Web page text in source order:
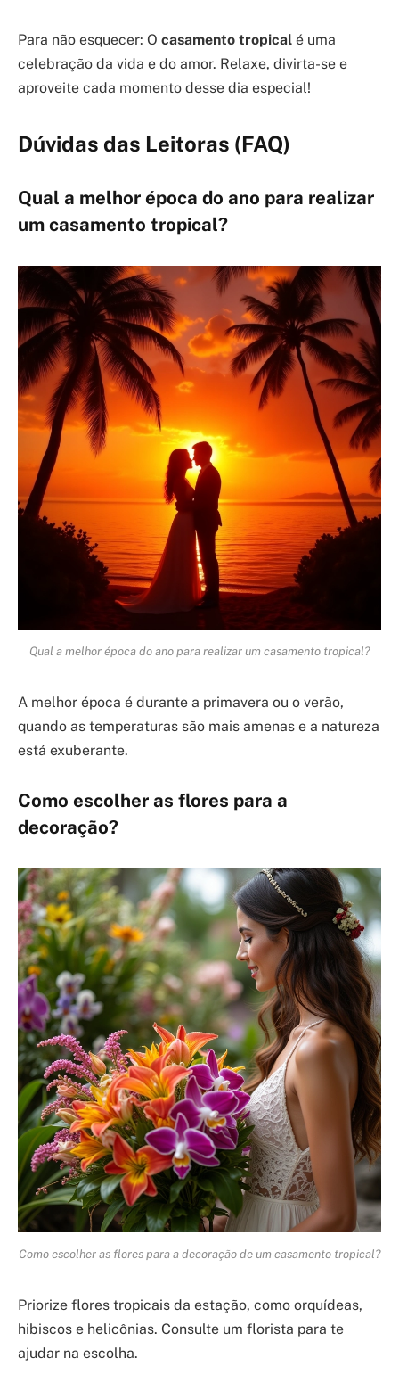
Para não esquecer: O casamento tropical é uma
celebração da vida e do amor. Relaxe, divirta-se e
aproveite cada momento desse dia especial!
Dúvidas das Leitoras (FAQ)
Qual a melhor época do ano para realizar
um casamento tropical?
Qual a melhor época do ano para realizar um casamento tropical?
A melhor época é durante a primavera ou o verão,
quando as temperaturas são mais amenas e a natureza
está exuberante.
Como escolher as flores para a
decoração?
Como escolher as flores para a decoração de um casamento tropical?
Priorize flores tropicais da estação, como orquídeas,
hibiscos e helicônias. Consulte um florista para te
ajudar na escolha.